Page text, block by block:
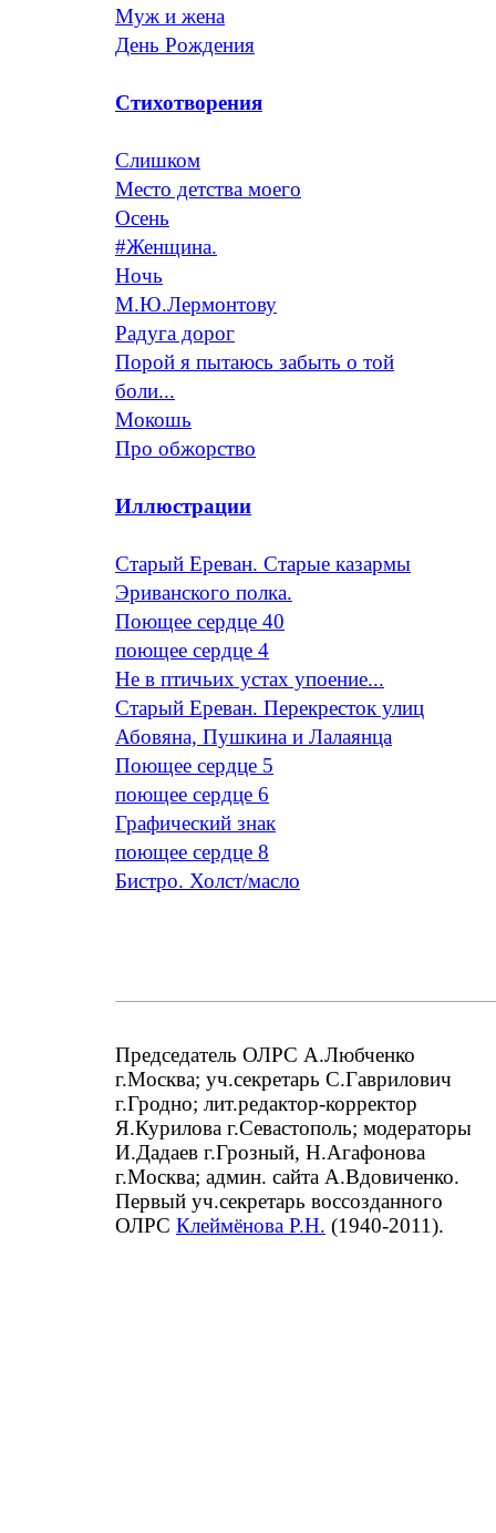
Муж и жена
День Рождения
Стихотворения
Слишком
Место детства моего
Осень
#Женщина.
Ночь
М.Ю.Лермонтову
Радуга дорог
Порой я пытаюсь забыть о той
боли...
Мокошь
Про обжорство
Иллюстрации
Старый Ереван. Старые казармы
Эриванского полка.
Поющее сердце 40
поющее сердце 4
Не в птичьих устах упоение...
Старый Ереван. Перекресток улиц
Абовяна, Пушкина и Лалаянца
Поющее сердце 5
поющее сердце 6
Графический знак
поющее сердце 8
Бистро. Холст/масло
Председатель ОЛРС А.Любченко
г.Москва; уч.секретарь С.Гаврилович
г.Гродно; лит.редактор-корректор
Я.Курилова г.Севастополь; модераторы
И.Дадаев г.Грозный, Н.Агафонова
г.Москва; админ. сайта А.Вдовиченко.
Первый уч.секретарь воссозданного
ОЛРС Клеймёнова Р.Н. (1940-2011).